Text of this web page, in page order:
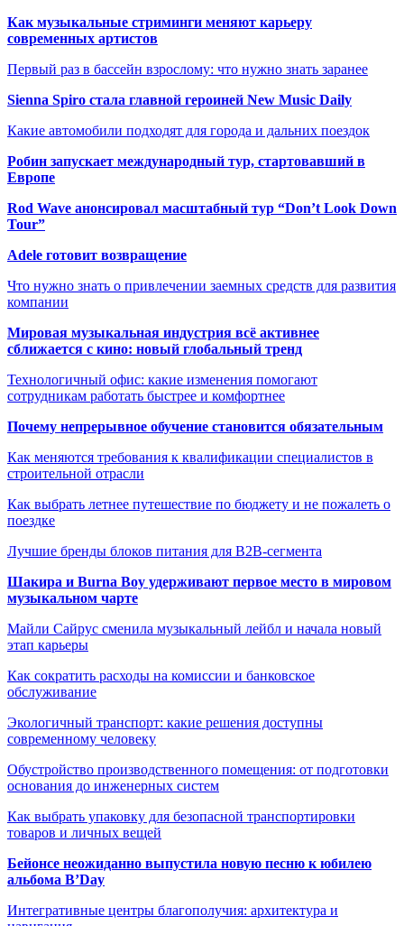
Как музыкальные стриминги меняют карьеру
современных артистов
Первый раз в бассейн взрослому: что нужно знать заранее
Sienna Spiro стала главной героиней New Music Daily
Какие автомобили подходят для города и дальних поездок
Робин запускает международный тур, стартовавший в
Европе
Rod Wave анонсировал масштабный тур “Don’t Look Down
Tour”
Adele готовит возвращение
Что нужно знать о привлечении заемных средств для развития
компании
Мировая музыкальная индустрия всё активнее
сближается с кино: новый глобальный тренд
Технологичный офис: какие изменения помогают
сотрудникам работать быстрее и комфортнее
Почему непрерывное обучение становится обязательным
Как меняются требования к квалификации специалистов в
строительной отрасли
Как выбрать летнее путешествие по бюджету и не пожалеть о
поездке
Лучшие бренды блоков питания для B2B-сегмента
Шакира и Burna Boy удерживают первое место в мировом
музыкальном чарте
Майли Сайрус сменила музыкальный лейбл и начала новый
этап карьеры
Как сократить расходы на комиссии и банковское
обслуживание
Экологичный транспорт: какие решения доступны
современному человеку
Обустройство производственного помещения: от подготовки
основания до инженерных систем
Как выбрать упаковку для безопасной транспортировки
товаров и личных вещей
Бейонсе неожиданно выпустила новую песню к юбилею
альбома B’Day
Интегративные центры благополучия: архитектура и